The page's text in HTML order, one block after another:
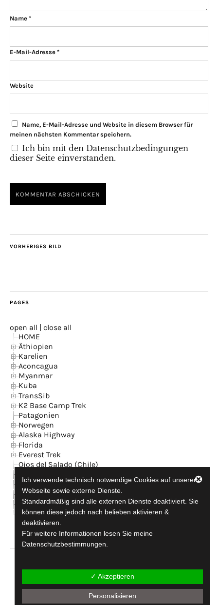
Name *
E-Mail-Adresse *
Website
Name, E-Mail-Adresse und Website in diesem Browser für
meinen nächsten Kommentar speichern.
Ich bin mit den Datenschutzbedingungen
dieser Seite einverstanden.
VORHERIGES BILD
PAGES
open all | close all
HOME
Äthiopien
Karelien
Aconcagua
Myanmar
Kuba
TransSib
K2 Base Camp Trek
Patagonien
Norwegen
Alaska Highway
Florida
Everest Trek
Ojos del Salado (Chile)
News
Kontakt + GB
Datenschutzerklärung
Impressum
travel-addicted since 1990
Copyright © 2026aconcagua.de
Ich verwende technisch notwendige Cookies auf unserer
Webseite sowie externe Dienste.
Standardmäßig sind alle externen Dienste deaktiviert. Sie
können diese jedoch nach belieben aktivieren &
deaktivieren.
Für weitere Informationen lesen Sie meine
Datenschutzbestimmungen.
✓ Akzeptieren
Personalisieren